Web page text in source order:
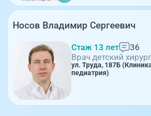
Носов Владимир Сергеевич
Стаж 13 лет
36
Врач детский
ул. Труда, 187Б
педиатрия)